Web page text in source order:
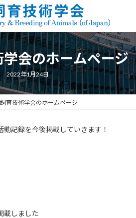
会のホームページ
2022年1月24日
育技術学会のホームページ
記録を今後掲載していきます！
載しました